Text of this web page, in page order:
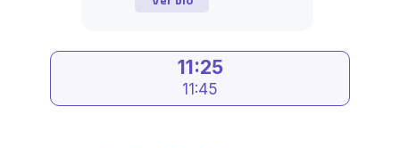
11:25
11:45